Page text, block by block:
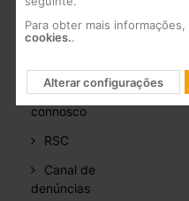
Instalações
Trabalhe
connosco
RSC
Canal de
denúncias
Para obter mais
cookies..
Alterar configurações